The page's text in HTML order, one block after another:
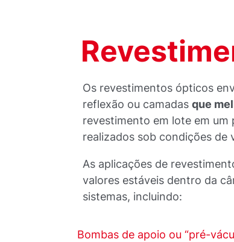
Os revestimentos ópticos
reflexão ou camadasque
revestimento em lote em um
realizados sob condições de
As aplicações de
valores estáveis dentro da
sistemas, incluindo:
Bombas de apoio ou “pré-